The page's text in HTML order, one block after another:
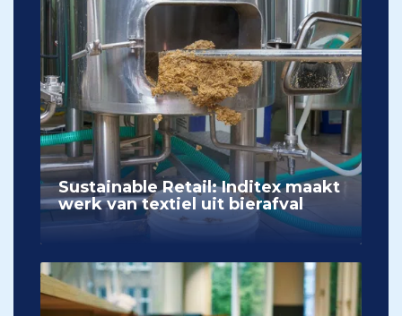
Sustainable Retail: Inditex maakt
werk van textiel uit bierafval